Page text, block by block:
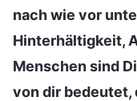
nach wie vor
Hinterhältigkeit,
Menschen sind
von dir bedeutet,